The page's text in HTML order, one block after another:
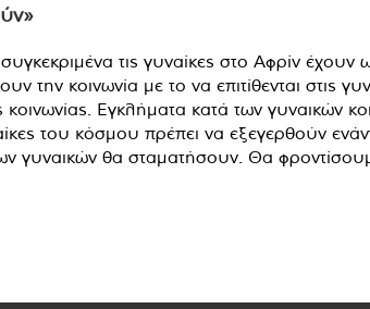
τις γυναίκες στο Αφρίν
κοινωνία με το να επιτίθενται στις
Εγκλήματα κατά των γυναικών
του κόσμου πρέπει να εξεγερθούν
γυναικών θα σταματήσουν. Θα